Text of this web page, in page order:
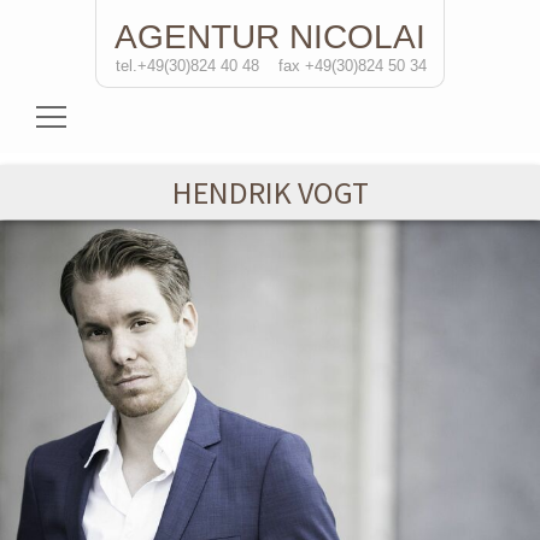
AGENTUR NICOLAI
tel.+49(30)824 40 48 fax +49(30)824 50 34
Schauspielerinnen
Soloprojekte
Kontakt
HENDRIK VOGT